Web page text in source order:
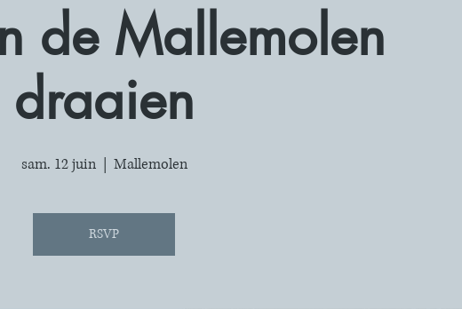
de Mallemolen
draaien
sam. 12 juin
  |
Mallemolen
RSVP